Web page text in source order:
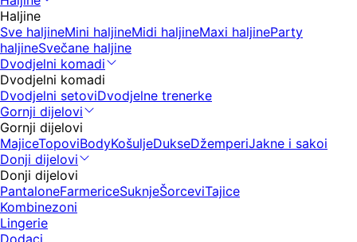
Haljine
Sve haljineMini haljineMidi haljineMaxi haljineParty
haljineSvečane haljine
Dvodjelni komadi
Dvodjelni komadi
Dvodjelni setoviDvodjelne trenerke
Gornji dijelovi
Gornji dijelovi
MajiceTopoviBodyKošuljeDukseDžemperiJakne i sakoi
Donji dijelovi
Donji dijelovi
PantaloneFarmericeSuknjeŠorceviTajice
Kombinezoni
Lingerie
Dodaci